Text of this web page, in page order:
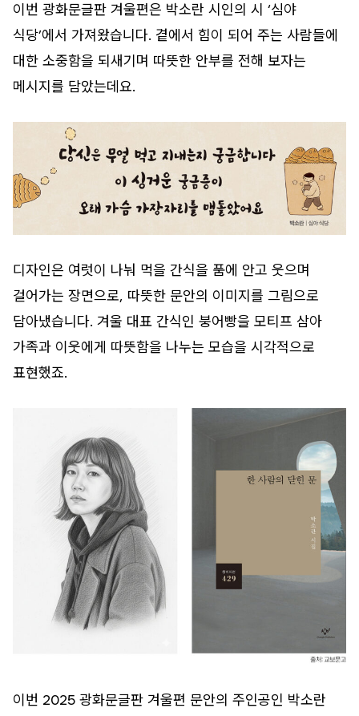
이번 광화문글판 겨울편은 박소란 시인의 시 ‘심야
식당’에서 가져왔습니다. 곁에서 힘이 되어 주는 사람들에
대한 소중함을 되새기며 따뜻한 안부를 전해 보자는
메시지를 담았는데요.
디자인은 여럿이 나눠 먹을 간식을 품에 안고 웃으며
걸어가는 장면으로, 따뜻한 문안의 이미지를 그림으로
담아냈습니다. 겨울 대표 간식인 붕어빵을 모티프 삼아
가족과 이웃에게 따뜻함을 나누는 모습을 시각적으로
표현했죠.
이번 2025 광화문글판 겨울편 문안의 주인공인 박소란